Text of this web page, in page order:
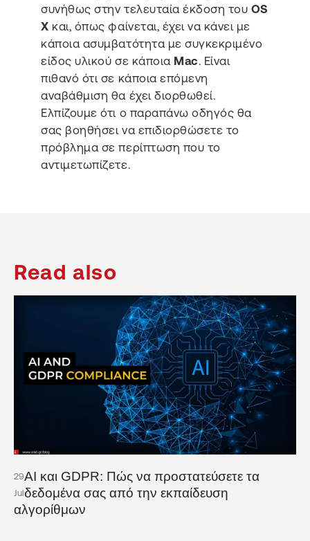
συνήθως στην τελευταία έκδοση του OS
X και, όπως φαίνεται, έχει να κάνει με
κάποια ασυμβατότητα με συγκεκριμένο
είδος υλικού σε κάποια Mac. Είναι
πιθανό ότι σε κάποια επόμενη
αναβάθμιση θα έχει διορθωθεί.
Ελπίζουμε ότι ο παραπάνω οδηγός θα
σας βοηθήσει να επιδιορθώσετε το
πρόβλημα σε περίπτωση που το
αντιμετωπίζετε.
Read also
29
Jul
AI και GDPR: Πώς να προστατεύσετε τα
δεδομένα σας από την εκπαίδευση
αλγορίθμων